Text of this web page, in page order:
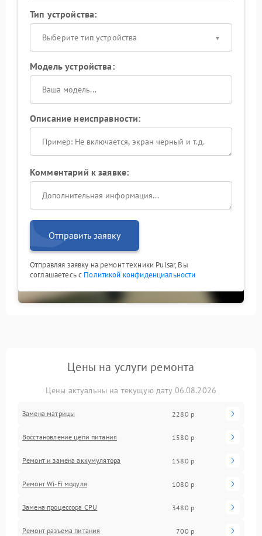
Тип устройства:
Выберите тип устройства
Модель устройства:
Описание неисправности:
Комментарий к заявке:
Отправить заявку
Отправляя заявку на ремонт техники Pulsar, Вы
соглашаетесь с Политикой конфиденциальности
Цены на услуги ремонта
Цены актуальны на текущую дату 06.08.2026
Замена матрицы 2280 р
Восстановление цепи питания 1580 р
Ремонт и замена аккумулятора 1580 р
Ремонт Wi-Fi модуля 1080 р
Замена процессора CPU 3480 р
Ремонт разъема питания 700 р